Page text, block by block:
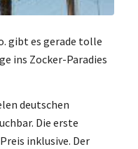
gibt es gerade tolle
ins Zocker-Paradies
deutschen
Die erste
inklusive. Der